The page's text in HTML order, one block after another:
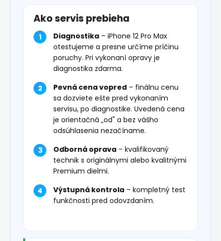
Ako servis prebieha
Diagnostika – iPhone 12 Pro Max
otestujeme a presne určíme príčinu
poruchy. Pri vykonaní opravy je
diagnostika zdarma.
Pevná cena vopred – finálnu cenu
sa dozviete ešte pred vykonaním
servisu, po diagnostike. Uvedená cena
je orientačná „od" a bez vášho
odsúhlasenia nezačíname.
Odborná oprava – kvalifikovaný
technik s originálnymi alebo kvalitnými
Premium dielmi.
Výstupná kontrola – kompletný test
funkčnosti pred odovzdaním.